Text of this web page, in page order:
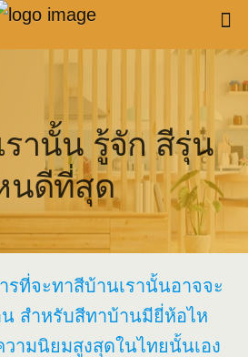
รานั้น รู้จัก สีรุ่น
นดีที่สุด
รที่จะทาสีบ้านเรานั้นอาจจะ
สำหรับสีทาบ้านมียี่ห้อไห
ามนิยมสูงสุดในไทยนั้นเอง